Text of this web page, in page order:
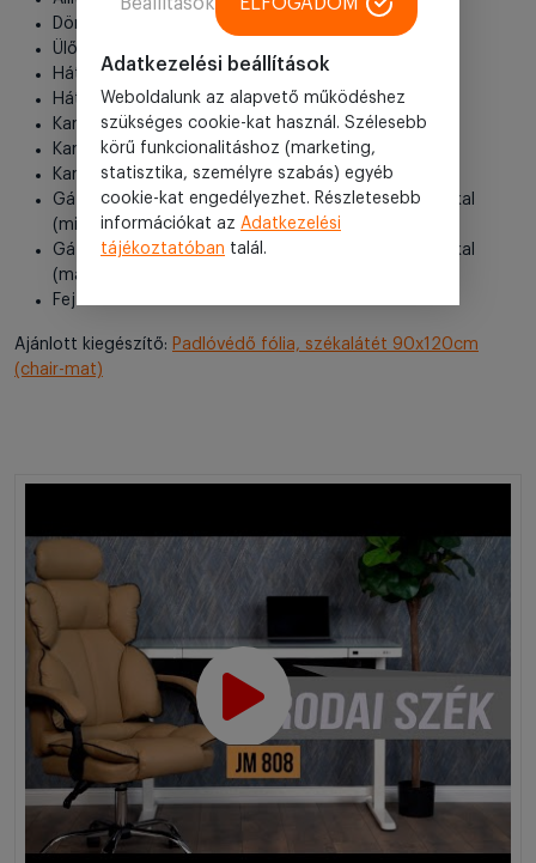
Dönthető háttámlával
Ülőfelület (összerakva párnákkal): 53x43cm
Háttámla (fejtámasz nélkül): 68x50cm
Háttámla (fejtámasszal): 85x50cm
Karfa (teljes méret): 48x7cm
Karfa (csak a párnázott felület): 37x7cm
Karfa magassága az ülőfelülettől: 20cm
Gázlift ülőfelület és a föld közötti távolság párnákkal
(minimum): 52cm
Gázlift ülőfelület és a föld közötti távolság párnákkal
(maximum): 61cm
Fejtámla
Ajánlott kiegészítő: Padlóvédő fólia, székalátét 90x120cm
(chair-mat)
Adatkezelési beállítások
Weboldalunk az alapvető működéshez
szükséges cookie-kat használ. Szélesebb
körű funkcionalitáshoz (marketing,
statisztika, személyre szabás) egyéb
cookie-kat engedélyezhet. Részletesebb
információkat az Adatkezelési
tájékoztatóban talál.